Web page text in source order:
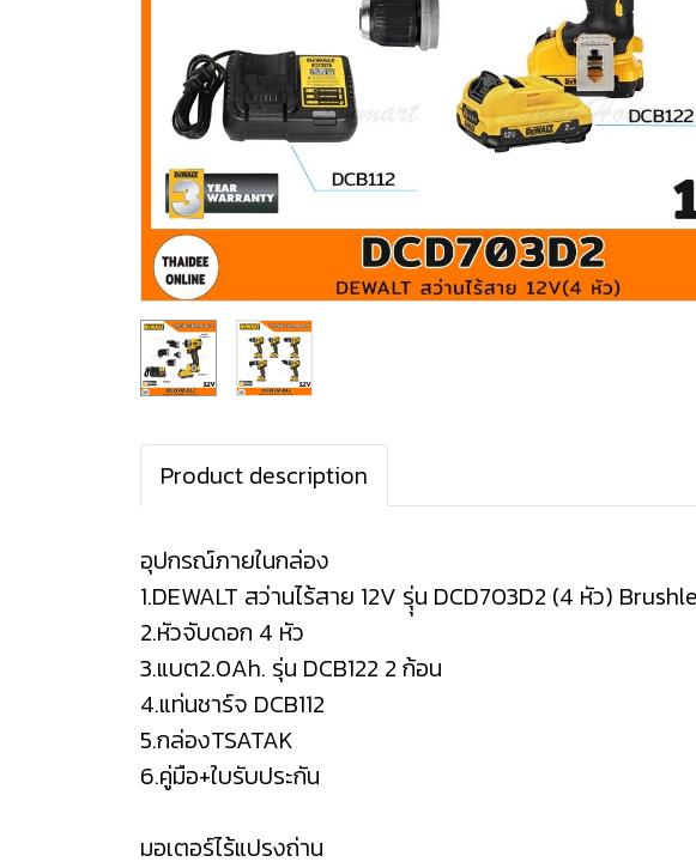
Product description
อุปกรณ์ภายในกล่อง
1.DEWALT สว่านไร้สาย 12V รุุ่น DCD703D2 (4 หัว)
2.หัวจับดอก 4 หัว
3.แบต2.0Ah. รุ่น DCB122 2 ก้อน
4.แท่นชาร์จ DCB112
5.กล่องTSATAK
6.คู่มือ+ใบรับประกัน
มอเตอร์ไร้แปรงถ่าน